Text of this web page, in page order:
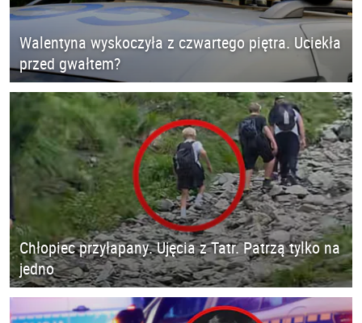
Walentyna wyskoczyła z czwartego piętra. Uciekła
przed gwałtem?
Chłopiec przyłapany. Ujęcia z Tatr. Patrzą tylko na
jedno